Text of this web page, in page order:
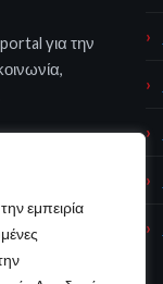
εμπειρία
για την